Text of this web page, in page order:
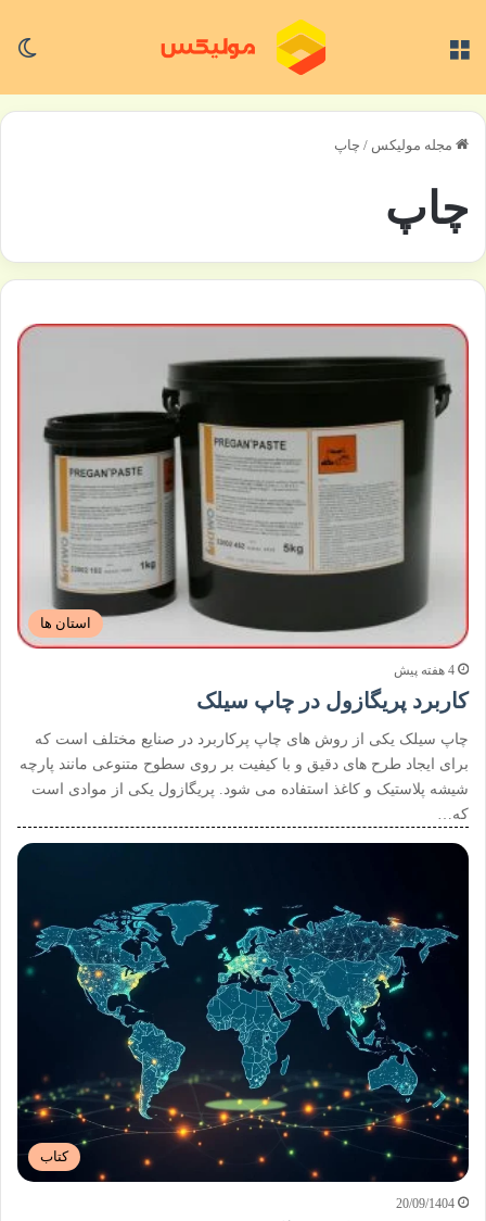
مجله مولیکس / چاپ
چاپ
استان ها
4 هفته پیش
کاربرد پریگازول در چاپ سیلک
چاپ سیلک یکی از روش های چاپ پرکاربرد در صنایع مختلف است که
برای ایجاد طرح های دقیق و با کیفیت بر روی سطوح متنوعی مانند پارچه
شیشه پلاستیک و کاغذ استفاده می شود. پریگازول یکی از موادی است
که…
کتاب
20/09/1404